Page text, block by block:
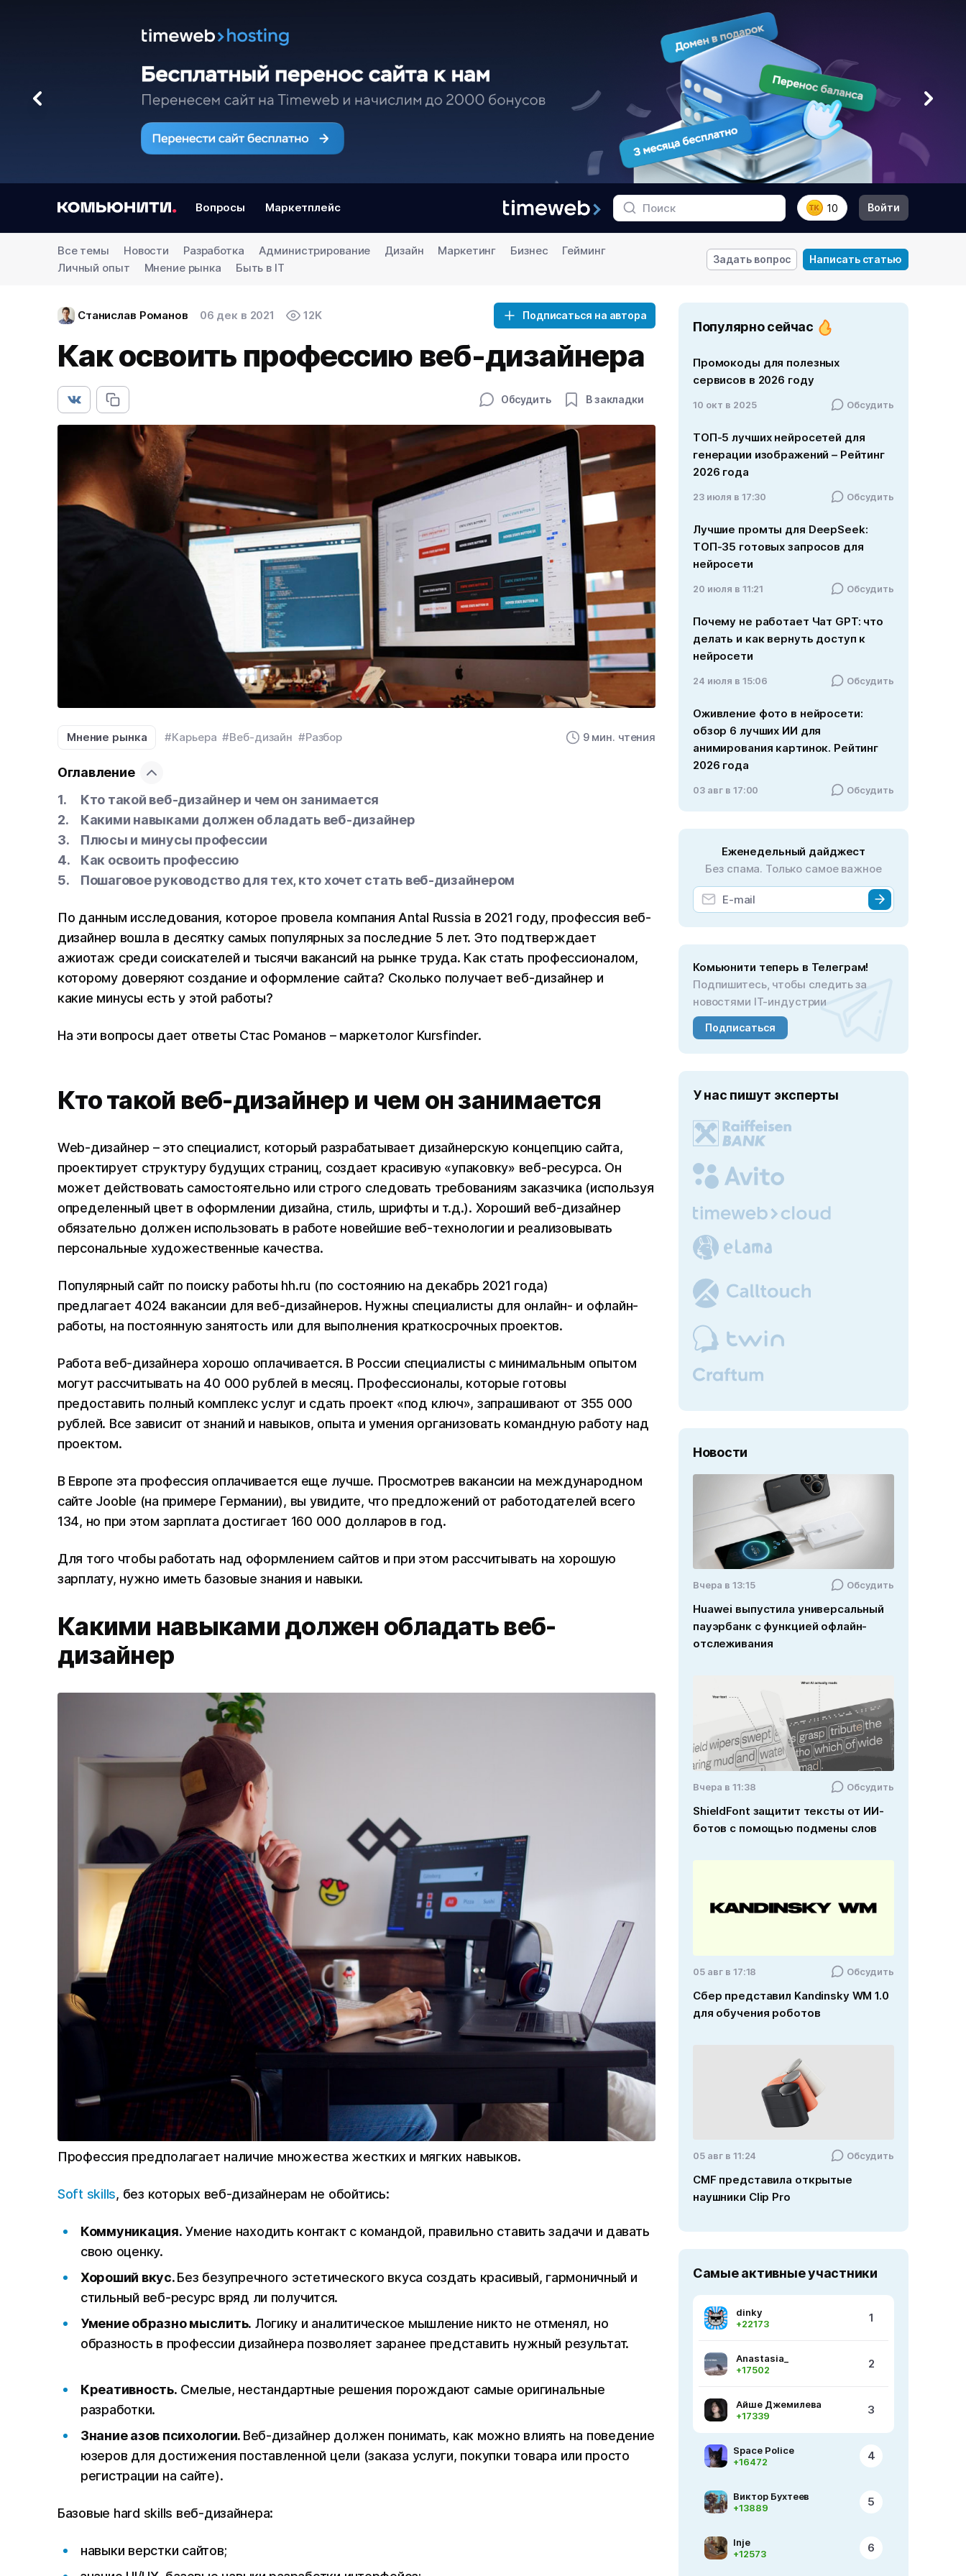
Вопросы Маркетплейс 10 Войти
Все темы Новости Разработка Администрирование Дизайн Маркетинг Бизнес
Гейминг
Личный опыт
Мнение рынка Быть в IT
Задать вопрос Написать статью
Станислав Романов 06 дек в 2021 12K Подписаться на автора
Как освоить профессию веб-дизайнера
Обсудить В закладки
Мнение рынка #Карьера #Веб-дизайн #Разбор 9 мин. чтения
Оглавление
Кто такой веб-дизайнер и чем он занимается
Какими навыками должен обладать веб-дизайнер
Плюсы и минусы профессии
Как освоить профессию
Пошаговое руководство для тех, кто хочет стать веб-дизайнером
По данным исследования, которое провела компания Antal Russia в 2021 году, профессия веб-
дизайнер вошла в десятку самых популярных за последние 5 лет. Это подтверждает
ажиотаж среди соискателей и тысячи вакансий на рынке труда. Как стать профессионалом,
которому доверяют создание и оформление сайта? Сколько получает веб-дизайнер и
какие минусы есть у этой работы?
На эти вопросы дает ответы Стас Романов – маркетолог Kursfinder.
Кто такой веб-дизайнер и чем он занимается
Web-дизайнер – это специалист, который разрабатывает дизайнерскую концепцию сайта,
проектирует структуру будущих страниц, создает красивую «упаковку» веб-ресурса. Он
может действовать самостоятельно или строго следовать требованиям заказчика (используя
определенный цвет в оформлении дизайна, стиль, шрифты и т.д.). Хороший веб-дизайнер
обязательно должен использовать в работе новейшие веб-технологии и реализовывать
персональные художественные качества.
Популярный сайт по поиску работы hh.ru (по состоянию на декабрь 2021 года)
предлагает 4024 вакансии для веб-дизайнеров. Нужны специалисты для онлайн- и офлайн-
работы, на постоянную занятость или для выполнения краткосрочных проектов.
Работа веб-дизайнера хорошо оплачивается. В России специалисты с минимальным опытом
могут рассчитывать на 40 000 рублей в месяц. Профессионалы, которые готовы
предоставить полный комплекс услуг и сдать проект «под ключ», запрашивают от 355 000
рублей. Все зависит от знаний и навыков, опыта и умения организовать командную работу над
проектом.
В Европе эта профессия оплачивается еще лучше. Просмотрев вакансии на международном
сайте Jooble (на примере Германии), вы увидите, что предложений от работодателей всего
134, но при этом зарплата достигает 160 000 долларов в год.
Для того чтобы работать над оформлением сайтов и при этом рассчитывать на хорошую
зарплату, нужно иметь базовые знания и навыки.
Какими навыками должен обладать веб-
дизайнер
Профессия предполагает наличие множества жестких и мягких навыков.
Soft skills, без которых веб-дизайнерам не обойтись:
Коммуникация. Умение находить контакт с командой, правильно ставить задачи и давать
свою оценку.
Хороший вкус.Без безупречного эстетического вкуса создать красивый, гармоничный и
стильный веб-ресурс вряд ли получится.
Умение образно мыслить. Логику и аналитическое мышление никто не отменял, но
образность в профессии дизайнера позволяет заранее представить нужный результат.
Креативность. Смелые, нестандартные решения порождают самые оригинальные
разработки.
Знание азов психологии. Веб-дизайнер должен понимать, как можно влиять на поведение
юзеров для достижения поставленной цели (заказа услуги, покупки товара или просто
регистрации на сайте).
Базовые hard skills веб-дизайнера:
навыки верстки сайтов;
Популярно сейчас
Промокоды для полезных
сервисов в 2026 году
10 окт в 2025 Обсудить
ТОП-5 лучших нейросетей для
генерации изображений – Рейтинг
2026 года
23 июля в 17:30 Обсудить
Лучшие промты для DeepSeek:
ТОП-35 готовых запросов для
нейросети
20 июля в 11:21 Обсудить
Почему не работает Чат GPT: что
делать и как вернуть доступ к
нейросети
24 июля в 15:06 Обсудить
Оживление фото в нейросети:
обзор 6 лучших ИИ для
анимирования картинок. Рейтинг
2026 года
03 авг в 17:00 Обсудить
Еженедельный дайджест
Без спама. Только самое важное
Комьюнити теперь в Телеграм!
Подпишитесь, чтобы следить за
новостями IT-индустрии
Подписаться
У нас пишут эксперты
Новости
Вчера в 13:15 Обсудить
Huawei выпустила универсальный
пауэрбанк с функцией офлайн-
отслеживания
Вчера в 11:38 Обсудить
ShieldFont защитит тексты от ИИ-
ботов с помощью подмены слов
05 авг в 17:18 Обсудить
Сбер представил Kandinsky WM 1.0
для обучения роботов
05 авг в 11:24 Обсудить
CMF представила открытые
наушники Clip Pro
Самые активные участники
dinky
+22173
1
Anastasia_
+17502
2
Айше Джемилева
+17339
3
Space Police
+16472
4
Виктор Бухтеев
+13889
5
Inje
+12573
6